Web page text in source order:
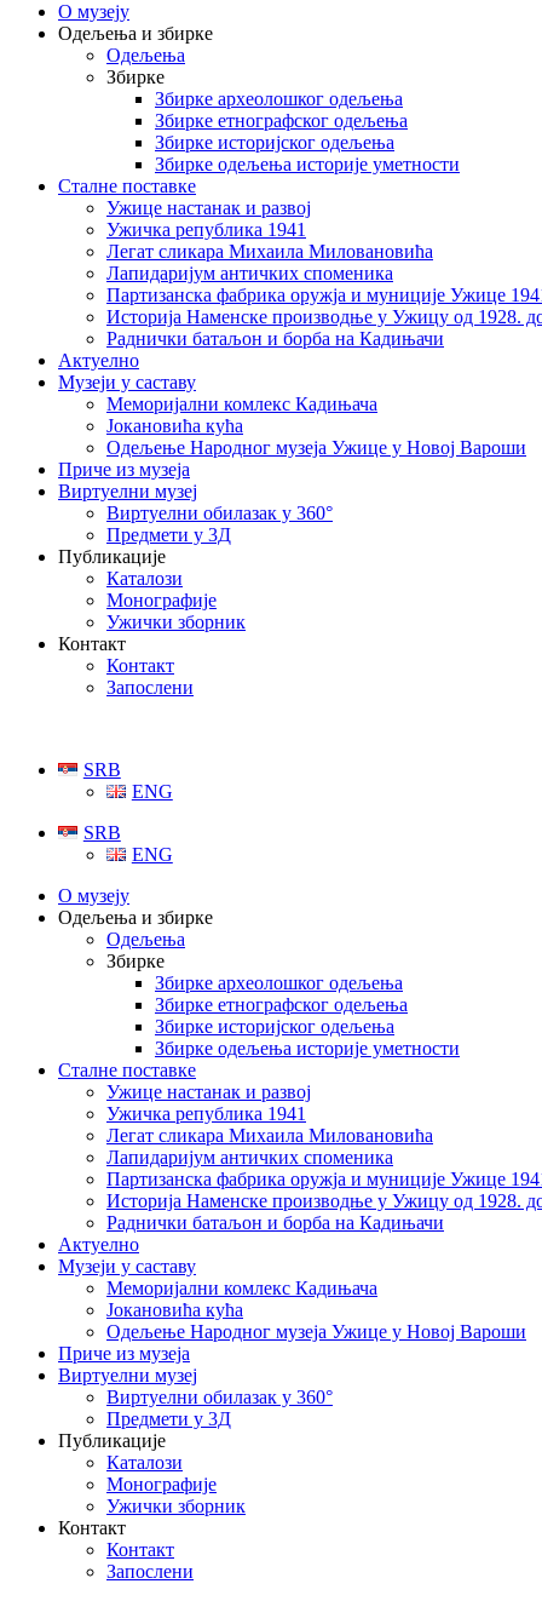
О музеју
Одељења и збирке
Одељења
Збирке
Збирке археолошког одељења
Збирке етнографског одељења
Збирке историјског одељења
Збирке одељења историје уметности
Сталне поставке
Ужице настанак и развој
Ужичка република 1941
Легат сликара Михаила Миловановића
Лапидаријум античких споменика
Партизанска фабрика оружја и муниције Ужице
Историја Наменске производње у Ужицу од 1928.
Раднички батаљон и борба на Кадињачи
Актуелно
Музеји у саставу
Меморијални комлекс Кадињача
Јокановића кућа
Oдељење Народног музеја Ужице у Новој Вароши
Приче из музеја
Виртуелни музеј
Виртуелни обилазак у 360°
Предмети у 3Д
Публикације
Каталози
Монографије
Ужички зборник
Контакт
Контакт
Запослени
SRB
ENG
SRB
ENG
О музеју
Одељења и збирке
Одељења
Збирке
Збирке археолошког одељења
Збирке етнографског одељења
Збирке историјског одељења
Збирке одељења историје уметности
Сталне поставке
Ужице настанак и развој
Ужичка република 1941
Легат сликара Михаила Миловановића
Лапидаријум античких споменика
Партизанска фабрика оружја и муниције Ужице
Историја Наменске производње у Ужицу од 1928.
Раднички батаљон и борба на Кадињачи
Актуелно
Музеји у саставу
Меморијални комлекс Кадињача
Јокановића кућа
Oдељење Народног музеја Ужице у Новој Вароши
Приче из музеја
Виртуелни музеј
Виртуелни обилазак у 360°
Предмети у 3Д
Публикације
Каталози
Монографије
Ужички зборник
Контакт
Контакт
Запослени